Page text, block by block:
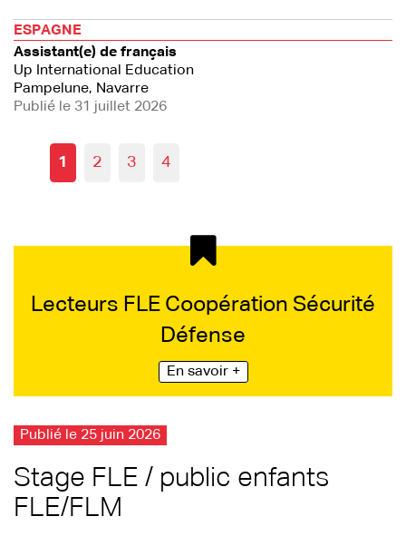
ESPAGNE
Assistant(e) de français
Up International Education
Pampelune, Navarre
Publié le 31 juillet 2026
1 2 3 4
Lecteurs FLE Coopération Sécurité
Défense
En savoir +
Publié le 25 juin 2026
Stage FLE / public enfants
FLE/FLM